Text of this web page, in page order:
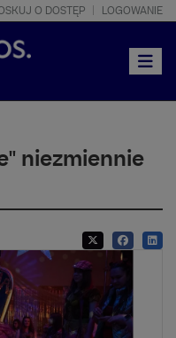
O DOSTĘP LOGOWANIE
niezmiennie